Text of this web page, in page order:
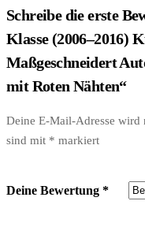
Schreibe die erste
Klasse (2006–2016)
Maßgeschneidert
mit Roten Nähten“
Deine E-Mail-Adresse
sind mit * markiert
Deine Bewertung *